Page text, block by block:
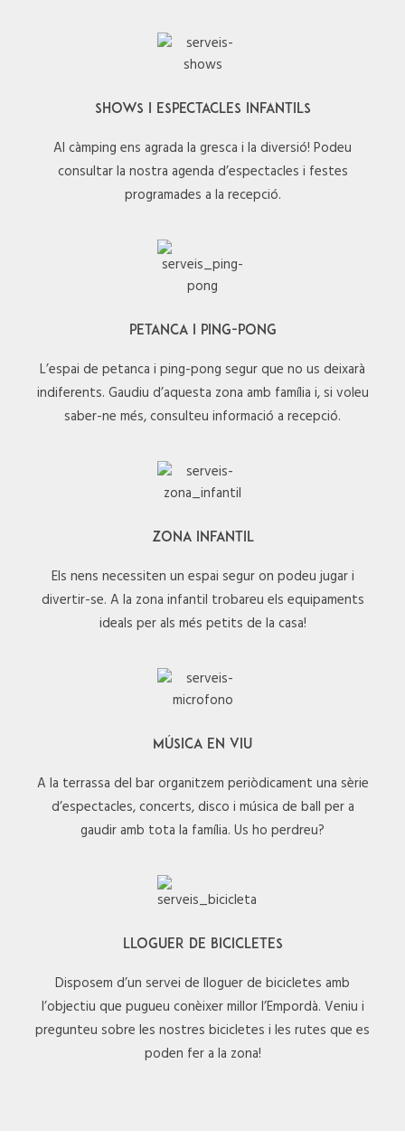
SHOWS I ESPECTACLES INFANTILS
Al càmping ens agrada la gresca i la diversió! Podeu
consultar la nostra agenda d’espectacles i festes
programades a la recepció.
PETANCA I PING-PONG
L’espai de petanca i ping-pong segur que no us deixarà
indiferents. Gaudiu d’aquesta zona amb família i, si voleu
saber-ne més, consulteu informació a recepció.
ZONA INFANTIL
Els nens necessiten un espai segur on podeu jugar i
divertir-se. A la zona infantil trobareu els equipaments
ideals per als més petits de la casa!
MÚSICA EN VIU
A la terrassa del bar organitzem periòdicament una sèrie
d’espectacles, concerts, disco i música de ball per a
gaudir amb tota la família. Us ho perdreu?
LLOGUER DE BICICLETES
Disposem d’un servei de lloguer de bicicletes amb
l’objectiu que pugueu conèixer millor l’Empordà. Veniu i
pregunteu sobre les nostres bicicletes i les rutes que es
poden fer a la zona!